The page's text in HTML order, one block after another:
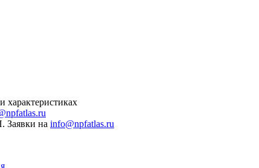
характеристиках
Заявки на info@npfatlas.ru